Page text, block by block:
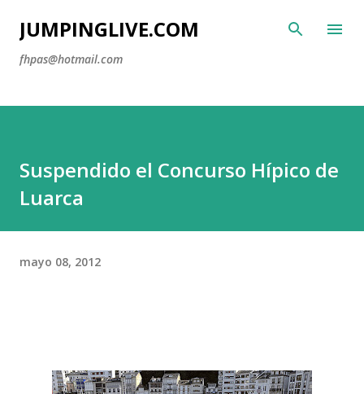
Ir al contenido principal
JUMPINGLIVE.COM
fhpas@hotmail.com
Suspendido el Concurso Hípico de
Luarca
mayo 08, 2012